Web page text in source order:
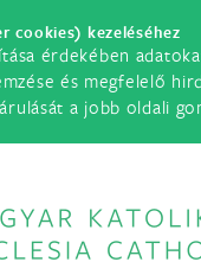
cookies) kezeléséhez
érdekében
és megfelelő
a jobb oldali